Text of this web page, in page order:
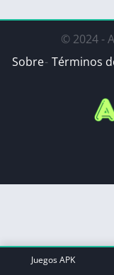
© 2024 -
Sobre Términos
Juegos APK